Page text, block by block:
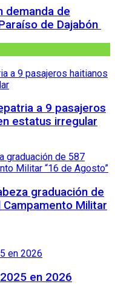
demanda de
de Dajabón
a 9 pasajeros
estatus irregular
graduación de
Militar
en 2026